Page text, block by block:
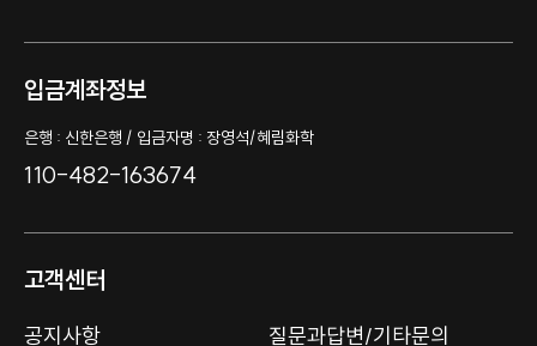
입금계좌정보
은행 : 신한은행 / 입금자명 : 장영석/혜림화학
110-482-163674
고객센터
공지사항 질문과답변/기타문의